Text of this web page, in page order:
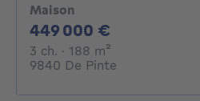
Maison
449 000 €
3 ch. 3 chambres
· 188 m²
9840 De Pinte